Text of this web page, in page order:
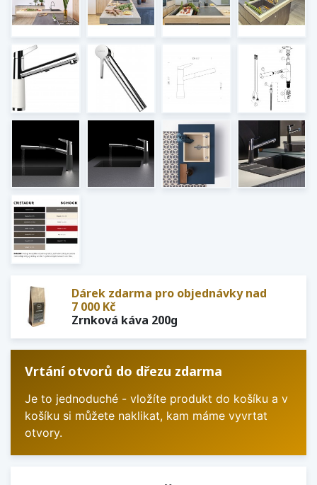
Dárek zdarma pro objednávky nad
7 000 Kč
Zrnková káva 200g
Vrtání otvorů do dřezu zdarma
Je to jednoduché - vložíte produkt do košíku a v
košíku si můžete naklikat, kam máme vyvrtat
otvory.